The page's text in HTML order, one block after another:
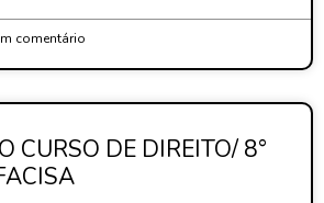
comentário
CURSO DE DIREITO/ 8°